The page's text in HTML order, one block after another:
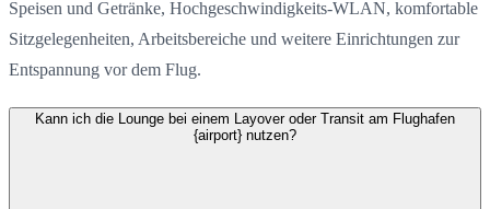
Speisen und Getränke, Hochgeschwindigkeits-WLAN, komfortable
Sitzgelegenheiten, Arbeitsbereiche und weitere Einrichtungen zur
Entspannung vor dem Flug.
Kann ich die Lounge bei einem Layover oder Transit am Flughafen
{airport} nutzen?